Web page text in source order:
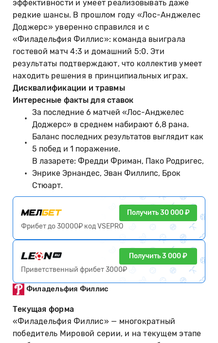
эффективности и умеет реализовывать даже
редкие шансы. В прошлом году «Лос-Анджелес
Доджерс» уверенно справился и с
«Филадельфия Филлис»: команда выиграла
гостевой матч 4:3 и домашний 5:0. Эти
результаты подтверждают, что коллектив умеет
находить решения в принципиальных играх.
Дисквалификации и травмы
Интересные факты для ставок
За последние 6 матчей «Лос-Анджелес
Доджерс» в среднем набирают 6,8 рана.
Баланс последних результатов выглядит как
5 побед и 1 поражение.
В лазарете: Фредди Фриман, Пако Родригес,
Энрике Эрнандес, Эван Филлипс, Брок
Стюарт.
Получить 30 000 ₽
Фрибет до 30000₽ код VSEPRO
Получить 3 000 ₽
Приветственный фрибет 3000₽
Филадельфия Филлис
Текущая форма
«Филадельфия Филлис» — многократный
победитель Мировой серии, и на текущем этапе